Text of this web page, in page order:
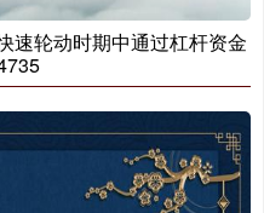
速轮动时期中通过杠杆资金